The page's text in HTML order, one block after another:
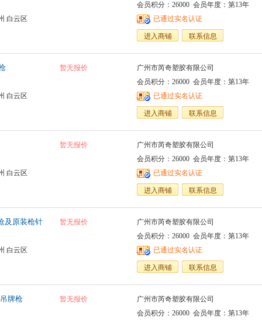
白云区
会员积分：26000 会员年度：第13年
已通过实名认证
进入商铺 联系信息
白云区
暂无报价
广州市芮奇塑胶有限公司
会员积分：26000 会员年度：第13年
已通过实名认证
进入商铺 联系信息
白云区
暂无报价
广州市芮奇塑胶有限公司
会员积分：26000 会员年度：第13年
已通过实名认证
进入商铺 联系信息
及原装枪针
白云区
暂无报价
广州市芮奇塑胶有限公司
会员积分：26000 会员年度：第13年
已通过实名认证
进入商铺 联系信息
牌枪 暂无报价
广州市芮奇塑胶有限公司
会员积分：26000 会员年度：第13年